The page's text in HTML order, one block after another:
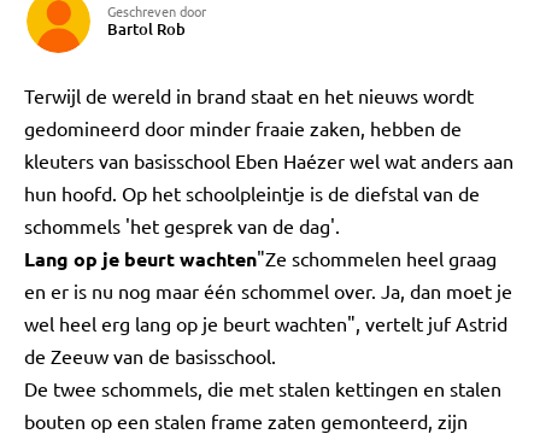
Geschreven door
Bartol Rob
Terwijl de wereld in brand staat en het nieuws wordt
gedomineerd door minder fraaie zaken, hebben de
kleuters van basisschool Eben Haézer wel wat anders aan
hun hoofd. Op het schoolpleintje is de diefstal van de
schommels 'het gesprek van de dag'.
Lang op je beurt wachten"Ze schommelen heel graag
en er is nu nog maar één schommel over. Ja, dan moet je
wel heel erg lang op je beurt wachten", vertelt juf Astrid
de Zeeuw van de basisschool.
De twee schommels, die met stalen kettingen en stalen
bouten op een stalen frame zaten gemonteerd, zijn